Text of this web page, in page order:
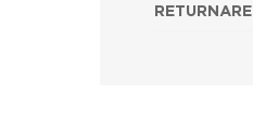
RETURNARE